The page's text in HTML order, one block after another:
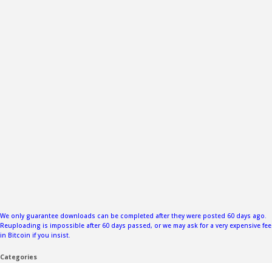
一
We only guarantee downloads can be completed after they were posted 60 days ago.
Reuploading is impossible after 60 days passed, or we may ask for a very expensive fee
in Bitcoin if you insist.
Categories